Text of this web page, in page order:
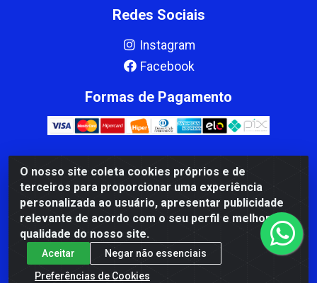
O nosso site coleta cookies próprios e de
terceiros para proporcionar uma experiência
personalizada ao usuário, apresentar publicidade
relevante de acordo com o seu perfil e melhorar a
qualidade do nosso site.
Aceitar
Negar não essenciais
Preferências de Cookies
Redes Sociais
Instagram
Facebook
Formas de Pagamento
CBP MACEDO COMERCIO PEÇAS LTDA Matriz - av Mauro
Miranda Madureira, 1249 - Coramara , Cachoeiro de
Itapemirim/ES - CEP 29.311-310 - CNPJ 00.502.680/0001-41